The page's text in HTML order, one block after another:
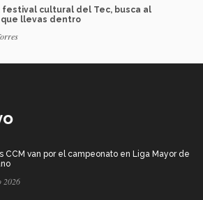
festival cultural del Tec, busca al
llevas dentro
CCM van por el campeonato en Liga Mayor de
2026